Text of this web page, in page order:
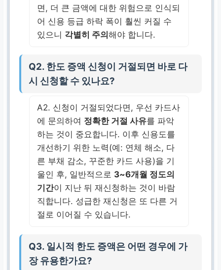
면, 더 큰 금액에 대한 위험으로 인식되
어 신용 등급 하락 폭이 훨씬 커질 수
있으니 각별히 주의해야 합니다.
Q2. 한도 증액 신청이 거절되면 바로 다
시 신청할 수 있나요?
A2. 신청이 거절되었다면, 우선 카드사
에 문의하여 정확한 거절 사유를 파악
하는 것이 중요합니다. 이후 신용도를
개선하기 위한 노력(예: 연체 해소, 다
른 부채 감소, 꾸준한 카드 사용)을 기
울인 후, 일반적으로 3~6개월 정도의
기간이 지난 뒤 재신청하는 것이 바람
직합니다. 성급한 재신청은 또 다른 거
절로 이어질 수 있습니다.
Q3. 일시적 한도 증액은 어떤 경우에 가
장 유용한가요?